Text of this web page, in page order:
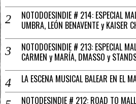
NOTODOESINDIE # 214: ESPECIAL
UMBRA, LEÓN BENAVENTE y KAISER
NOTODOESINDIE # 213: ESPECIAL
CARMEN y MARÍA, DMASSO y
LA ESCENA MUSICAL BALEAR EN EL
NOTODESINDIE # 212: ROAD TO